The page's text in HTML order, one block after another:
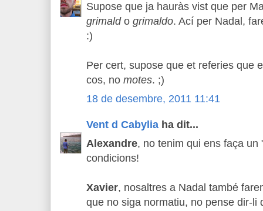
Supose que ja hauràs vist que per
grimaldo grimaldo. Ací per Nadal,
:)
Per cert, supose que et referies que
cos, no motes. ;)
18 de desembre, 2011 11:41
Vent d Cabylia ha dit...
Alexandre, no tenim qui ens faça un
condicions!
Xavier, nosaltres a Nadal també
que no siga normatiu, no pense dir-li